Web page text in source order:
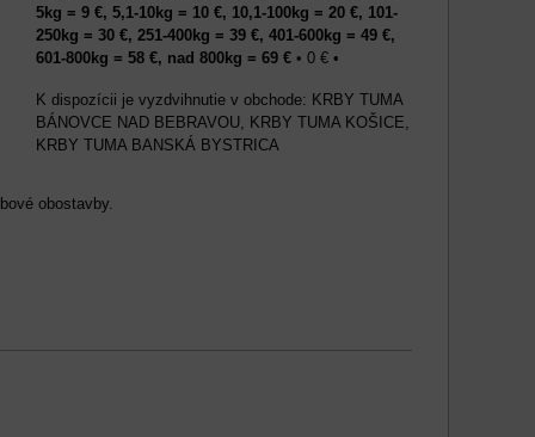
5kg = 9 €, 5,1-10kg = 10 €, 10,1-100kg = 20 €, 101-
250kg = 30 €, 251-400kg = 39 €, 401-600kg = 49 €,
601-800kg = 58 €, nad 800kg = 69 € • 0 € •
KRBY TUMA
BÁNOVCE NAD BEBRAVOU, KRBY TUMA KOŠICE,
KRBY TUMA BANSKÁ BYSTRICA
obostavby.